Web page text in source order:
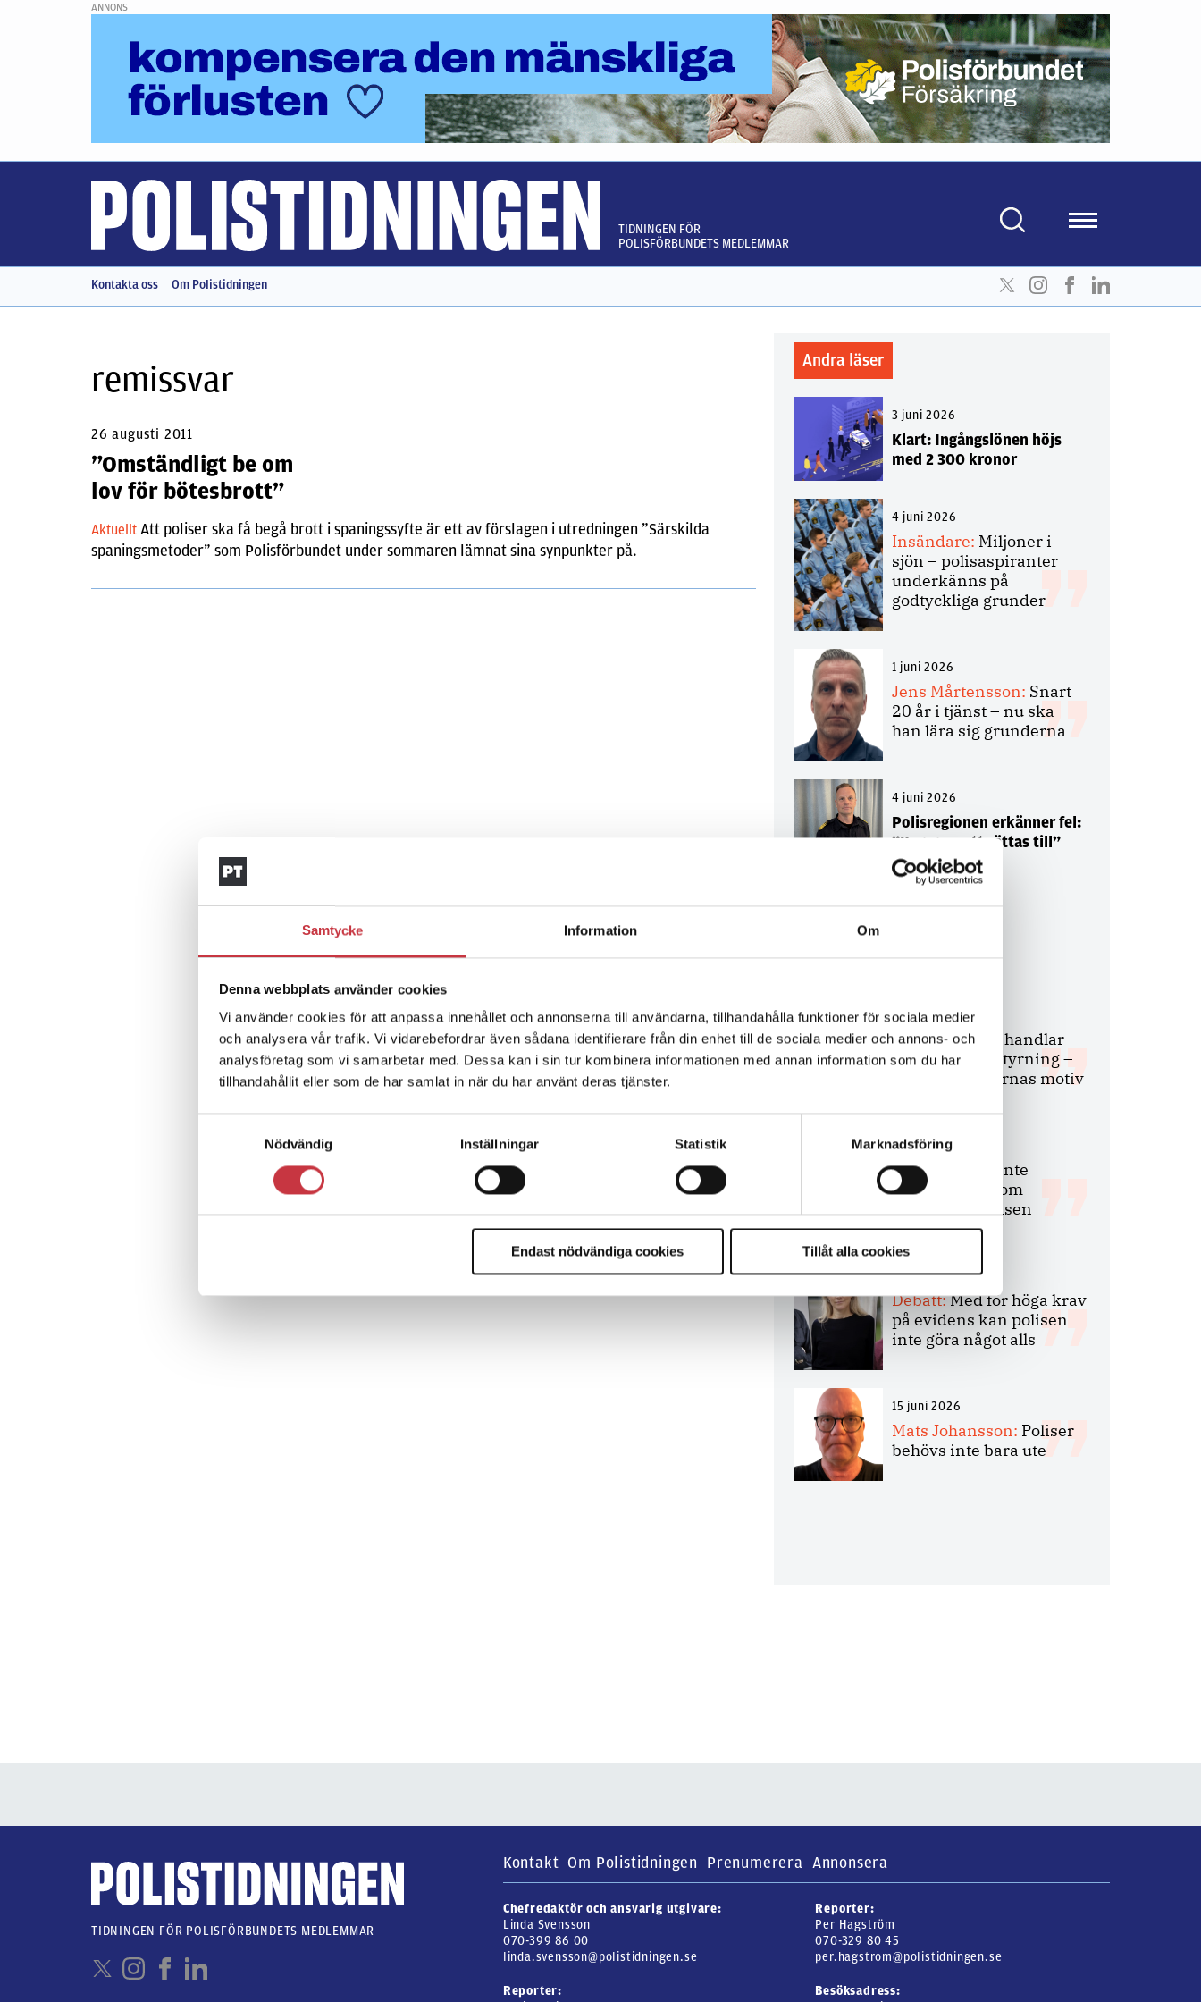
Samtycke Information Om
Denna webbplats använder cookies
Vi använder cookies för att anpassa innehållet och annonserna till användarna, tillhandahålla funktioner för sociala medier
och analysera vår trafik. Vi vidarebefordrar även sådana identifierare från din enhet till de sociala medier och annons- och
analysföretag som vi samarbetar med. Dessa kan i sin tur kombinera informationen med annan information som du har
tillhandahållit eller som de har samlat in när du har använt deras tjänster.
Nödvändig
Inställningar Statistik Marknadsföring
Endast nödvändiga cookies Tillåt alla cookies
ANNONS
TIDNINGEN FÖR
POLISFÖRBUNDETS MEDLEMMAR
Kontakta oss Om Polistidningen
remissvar
26 augusti 2011
”Omständligt be om
lov för bötesbrott”
Aktuellt Att poliser ska få begå brott i spaningssyfte är ett av förslagen i utredningen ”Särskilda
spaningsmetoder” som Polisförbundet under sommaren lämnat sina synpunkter på.
Andra läser
3 juni 2026
Klart: Ingångslönen höjs
med 2 300 kronor
4 juni 2026
Insändare: Miljoner i
sjön – polisaspiranter
underkänns på
godtyckliga grunder
1 juni 2026
Jens Mårtensson: Snart
20 år i tjänst – nu ska
han lära sig grunderna
4 juni 2026
Polisregionen erkänner fel:
”Kommer att rättas till”
Debatt
9 juli 2026
Slutreplik:Det handlar
om kunskapsstyrning –
inte om forskarnas motiv
8 juli 2026
Replik:
Det är inte
evidenskrav som
bakbinder polisen
7 juli 2026
Debatt:Med för höga krav
på evidens kan polisen
inte göra något alls
15 juni 2026
Mats Johansson: Poliser
behövs inte bara ute
Kontakt Om Polistidningen Prenumerera Annonsera
Chefredaktör och ansvarig utgivare:
Linda Svensson
070-399 86 00
linda.svensson@polistidningen.se
Reporter:
Per Hagström
070-329 80 45
per.hagstrom@polistidningen.se
Reporter:
Besöksadress:
TIDNINGEN FÖR POLISFÖRBUNDETS MEDLEMMAR